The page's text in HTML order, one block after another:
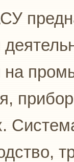
на